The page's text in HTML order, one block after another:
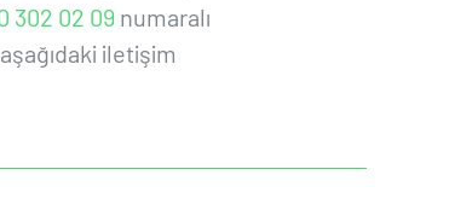
302 02 09 numaralı
iletişim